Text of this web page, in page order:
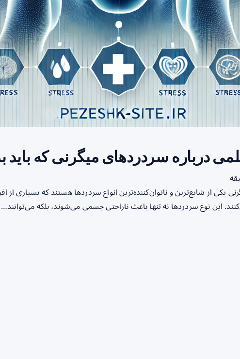
یکی از شایع‌ترین و ناتوان‌کننده‌ترین انواع سردردها هستند که بسیاری از
این نوع سردردها نه تنها باعث ناراحتی جسمی می‌شوند، بلکه می‌توانند…